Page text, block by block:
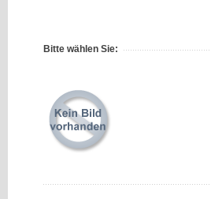
Bitte wählen Sie: